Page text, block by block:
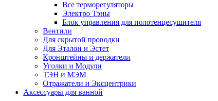
Все терморегуляторы
Электро Тэны
Блок управления для полотенцесушителя
Вентили
Для скрытой проводки
Для Эталон и Эстет
Кронштейны и держатели
Уголки и Модули
ТЭН и МЭМ
Отражатели и Эксцентрики
Аксессуары для ванной